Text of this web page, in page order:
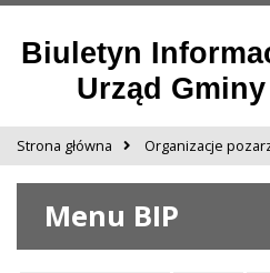
Biuletyn
Urząd
Strona główna Organizacje
Menu BIP